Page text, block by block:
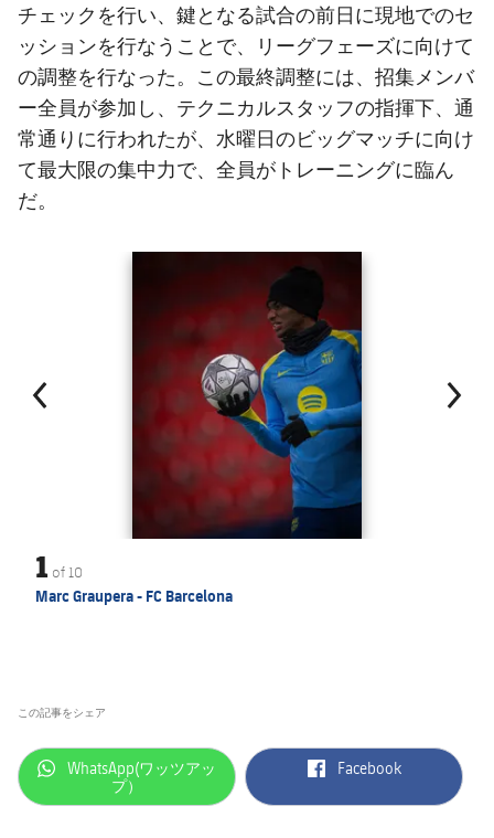
チェックを行い、鍵となる試合の前日に現地でのセ
ッションを行なうことで、リーグフェーズに向けて
の調整を行なった。この最終調整には、招集メンバ
ー全員が参加し、テクニカルスタッフの指揮下、通
常通りに行われたが、水曜日のビッグマッチに向け
て最大限の集中力で、全員がトレーニングに臨ん
だ。
label.aria.chevronleft
1 of 10
Marc Graupera - FC Barcelona
この記事をシェア
label.aria.whatsapp
WhatsApp(ワッツアッ
プ）
label.aria.facebook
Facebook